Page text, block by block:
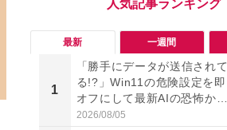
最新 一週間
1
「勝手にデータが送信されて
る!?」Win11の危険設定を即
オフにして最新AIの恐怖から
身を守る技
2026/08/05